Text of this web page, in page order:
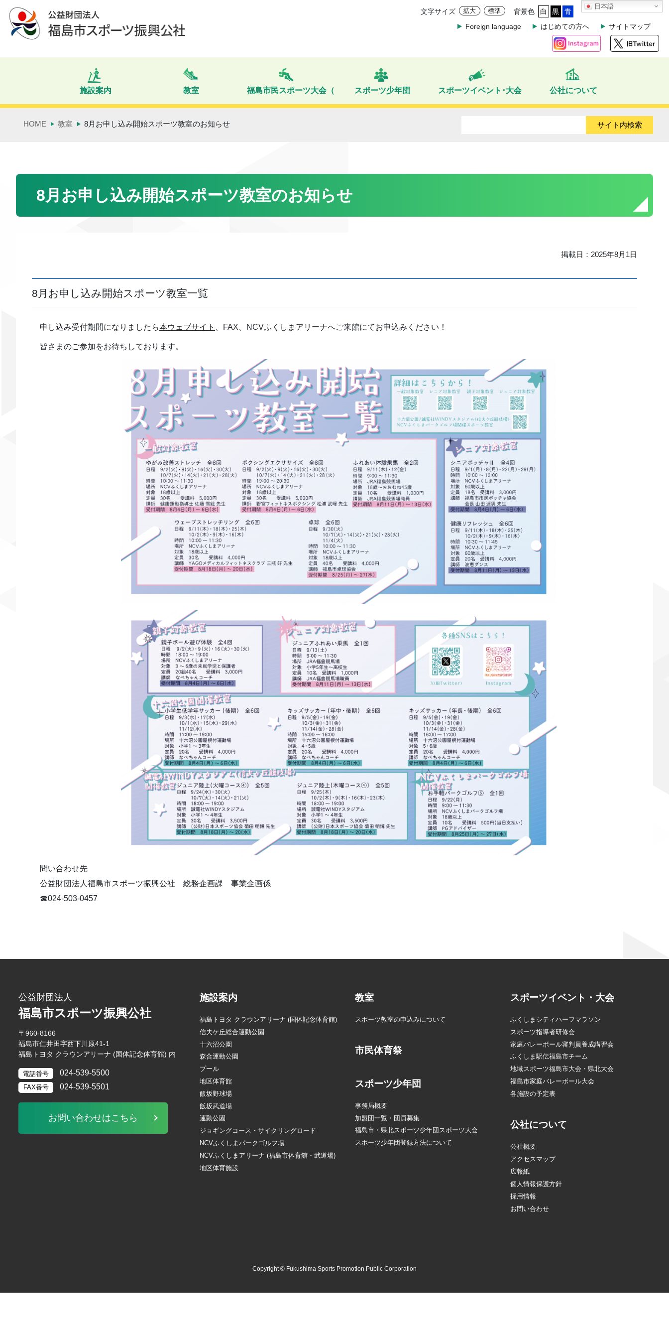
Navigation
文字サイズ 拡大 標準 背景色 白 黒
青
Foreign language
はじめての方へ サイトマップ
施設案内 教室 福島市民スポーツ大会（旧：福島市民体育祭）
スポーツ少年団 スポーツイベント･大会 公社について
HOME 教室 8月お申し込み開始スポーツ教室のお知らせ
8月お申し込み開始スポーツ教室のお知らせ
掲載日： 2025年8月1日
8月お申し込み開始スポーツ教室一覧
申し込み受付期間になりましたら本ウェブサイト 、FAX、NCVふくしまアリーナへご来館にてお申込みください！
皆さまのご参加をお待ちしております。
問い合わせ先
公益財団法人福島市スポーツ振興公社 総務企画課 事業企画係
☎024-503-0457
公益財団法人
福島市スポーツ振興公社
〒960-8166
福島市仁井田字西下川原41-1
福島トヨタ クラウンアリーナ (国体記念体育館) 内
電話番号 024-539-5500
FAX番号 024-539-5501
お問い合わせはこちら
施設案内
福島トヨタ クラウンアリーナ (国体記念体育館)
信夫ケ丘総合運動公園
十六沼公園
森合運動公園
プール
地区体育館
飯坂野球場
飯坂武道場
運動公園
ジョギングコース・サイクリングロード
NCVふくしまパークゴルフ場
NCVふくしまアリーナ (福島市体育館・武道場)
地区体育施設
教室
スポーツ教室の申込みについて
市民体育祭
スポーツ少年団
事務局概要
加盟団一覧・団員募集
福島市・県北スポーツ少年団スポーツ大会
スポーツ少年団登録方法について
スポーツイベント・大会
ふくしまシティハーフマラソン
スポーツ指導者研修会
家庭バレーボール審判員養成講習会
ふくしま駅伝福島市チーム
地域スポーツ福島市大会・県北大会
福島市家庭バレーボール大会
各施設の予定表
公社について
公社概要
アクセスマップ
広報紙
個人情報保護方針
採用情報
お問い合わせ
Copyright © Fukushima Sports Promotion Public Corporation
日本語